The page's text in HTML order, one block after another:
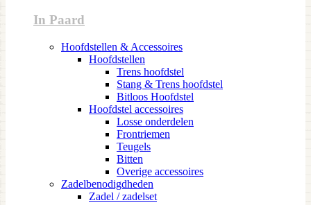
In Paard
Hoofdstellen & Accessoires
Hoofdstellen
Trens hoofdstel
Stang & Trens hoofdstel
Bitloos Hoofdstel
Hoofdstel accessoires
Losse onderdelen
Frontriemen
Teugels
Bitten
Overige accessoires
Zadelbenodigdheden
Zadel / zadelset